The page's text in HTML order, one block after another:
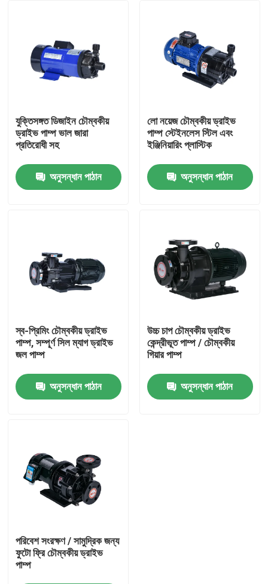
পণ্য
আমাদের সম্পর্কে
কারখানা ভ্রমণ
যোগাযোগ করুন
উদ্ধৃতির জন্য আবেদন
যুক্তিসঙ্গত ডিজাইন চৌম্বকীয়
ড্রাইভ পাম্প ভাল জারা
প্রতিরোধী সহ
অনুসন্ধান পাঠান
লো নয়েজ চৌম্বকীয় ড্রাইভ
পাম্প স্টেইনলেস স্টিল এবং
ইঞ্জিনিয়ারিং প্লাস্টিক
অনুসন্ধান পাঠান
স্ব-প্রিমিং চৌম্বকীয় ড্রাইভ
পাম্প, সম্পূর্ণ সিল ম্যাগ ড্রাইভ
জল পাম্প
অনুসন্ধান পাঠান
উচ্চ চাপ চৌম্বকীয় ড্রাইভ
কেন্দ্রীভূত পাম্প / চৌম্বকীয়
গিয়ার পাম্প
অনুসন্ধান পাঠান
পরিবেশ সংরক্ষণ / সামুদ্রিক জন্য
ফুটো ফ্রি চৌম্বকীয় ড্রাইভ
পাম্প